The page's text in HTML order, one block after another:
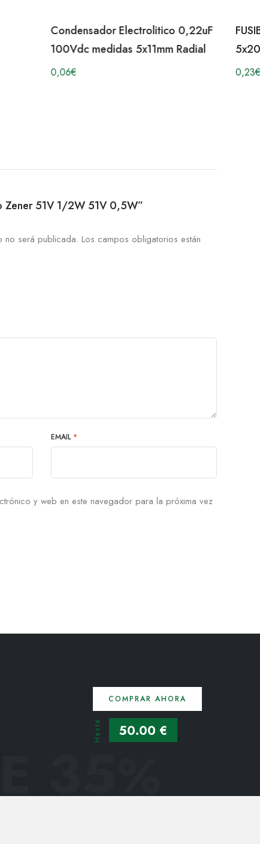
Condensador Electrolitico 0,22uF
100Vdc medidas 5x11mm Radial
0,06€ 0,23€
Zener 51V 1/2W 51V 0,5W”
no será publicada. Los campos obligatorios están
EMAIL *
y web en este navegador para la próxima vez
COMPRAR AHORA
Hasta 50.00 €
35%